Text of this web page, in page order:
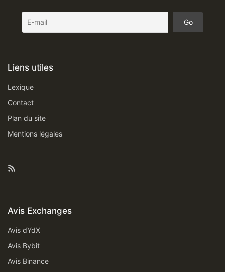
Liens utiles
Lexique
Contact
Plan du site
Mentions légales
Feed RSS
Avis Exchanges
Avis dYdX
Avis Bybit
Avis Binance